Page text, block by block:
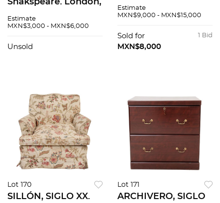
Shakspeare. London,
5
Estimate
MXN$3,000 - MXN$6,000
Unsold
Cuenta con puerta
interno, tapicería
aterciopelada y
Estimate
MXN$9,000 - MXN$15,000
1 Bid
Sold for
MXN$8,000
Lot 170
SILLÓN, SIGLO XX.
Lot 171
ARCHIVERO, SIGLO